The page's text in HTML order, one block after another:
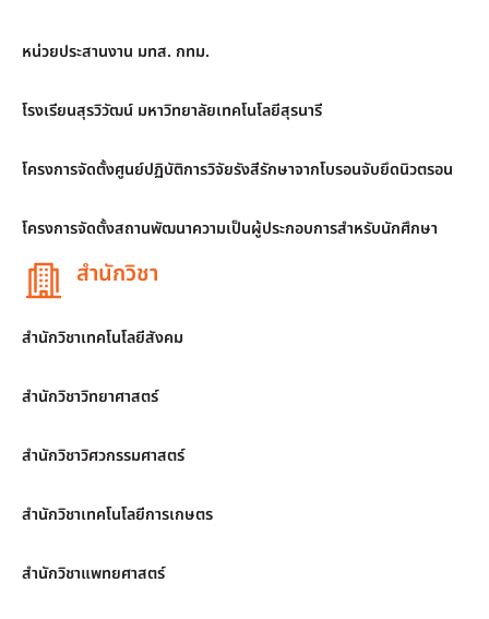
หน่วยประสานงาน มทส. กทม.
โรงเรียนสุรวิวัฒน์ มหาวิทยาลัยเทคโนโลยีสุรนารี
โครงการจัดตั้งศูนย์ปฏิบัติการวิจัยรังสีรักษาจากโบรอนจับยึดนิวตรอน
โครงการจัดตั้งสถานพัฒนาความเป็นผู้ประกอบการสำหรับนักศึกษา
สำนักวิชา
สำนักวิชาเทคโนโลยีสังคม
สำนักวิชาวิทยาศาสตร์
สำนักวิชาวิศวกรรมศาสตร์
สำนักวิชาเทคโนโลยีการเกษตร
สำนักวิชาแพทยศาสตร์